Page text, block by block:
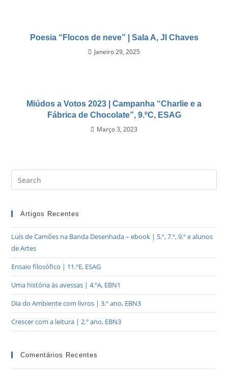
Poesia “Flocos de neve” | Sala A, JI Chaves
Janeiro 29, 2025
Miúdos a Votos 2023 | Campanha “Charlie e a
Fábrica de Chocolate”, 9.ºC, ESAG
Março 3, 2023
Artigos Recentes
Luís de Camões na Banda Desenhada – ebook | 5.º, 7.º, 9.º e alunos
de Artes
Ensaio filosófico | 11.ºE, ESAG
Uma história às avessas | 4.ºA, EBN1
Dia do Ambiente com livros | 3.º ano, EBN3
Crescer com a leitura | 2.º ano, EBN3
Comentários Recentes